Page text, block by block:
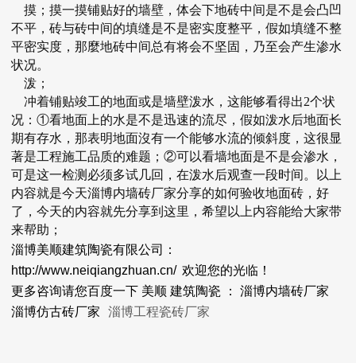
摸；摸一摸铺贴好的墙壁，体会下地砖中间是不是会凸凹
不平，砖与砖中间的填缝是不是密实度整平，假如填缝不整
平密实度，那麼地砖中间总有将会不坚固，乃至会产生渗水
状况。
泼；
冲着铺贴竣工的地面或是墙壁泼水，这能够看得出2个状
况：①看地面上的水是不是迅速的流尽，假如泼水后地面长
期有存水，那表明地面沒有一个能够水流的倾斜度，这很显
著是工程施工品质的难题；②可以看墙地面是不是会渗水，
可是这一检测必须多试几回，在泼水后观查一段时间。以上
内容就是今天淄博内墙砖厂家分享的如何验收地面砖，好
了，今天的内容就先分享到这里，希望以上内容能给大家带
来帮助；
淄博美顺建筑陶瓷有限公司：
http://www.neiqiangzhuan.cn/ 欢迎您的光临！
更多咨询请您百度一下 美顺 建筑陶瓷 ：
淄博内墙砖厂家
淄博仿古砖厂家
淄博工程瓷砖厂家